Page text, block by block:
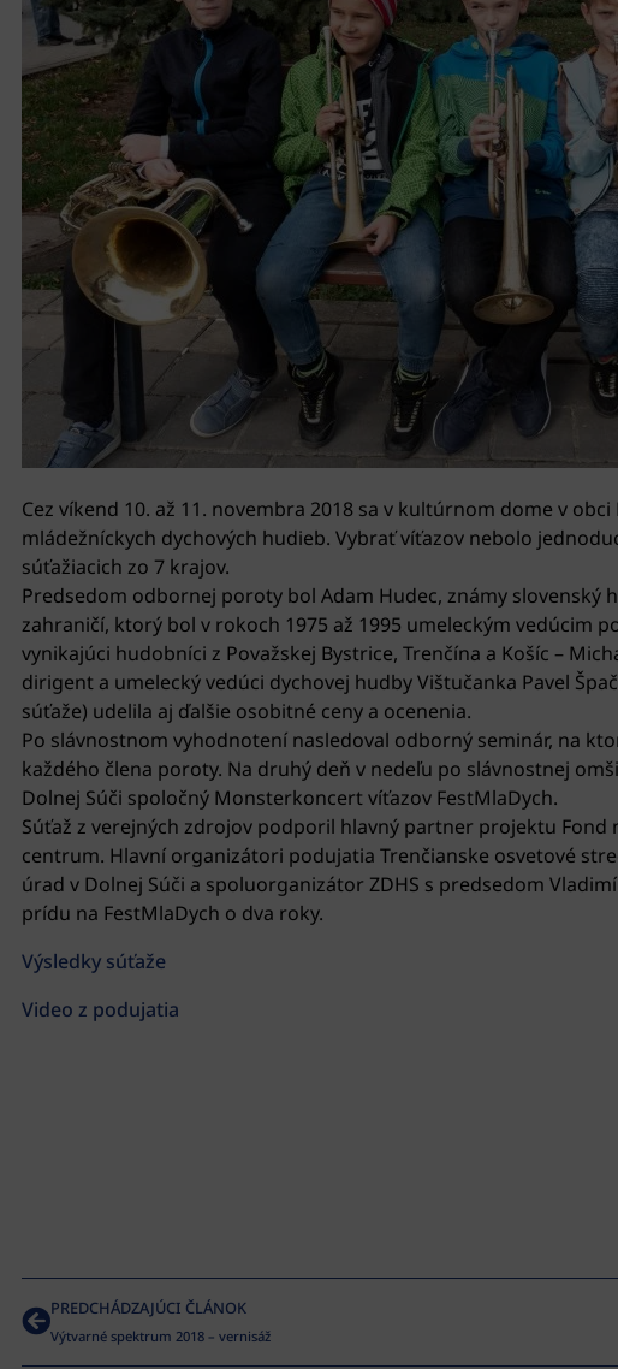
Cez víkend 10. až 11. novembra 2018 sa v kultúrnom dome v
mládežníckych dychových hudieb. Vybrať víťazov nebolo
súťažiacich zo 7 krajov.
Predsedom odbornej poroty bol Adam Hudec, známy
zahraničí, ktorý bol v rokoch 1975 až 1995 umeleckým vedúcim
vynikajúci hudobníci z Považskej Bystrice, Trenčína a Košíc –
dirigent a umelecký vedúci dychovej hudby Vištučanka Pavel
súťaže) udelila aj ďalšie osobitné ceny a ocenenia.
Po slávnostnom vyhodnotení nasledoval odborný seminár, na
každého člena poroty. Na druhý deň v nedeľu po slávnostnej
Dolnej Súči spoločný Monsterkoncert víťazov FestMlaDych.
Súťaž z verejných zdrojov podporil hlavný partner projektu
centrum. Hlavní organizátori podujatia Trenčianske osvetové
úrad v Dolnej Súči a spoluorganizátor ZDHS s predsedom
prídu na FestMlaDych o dva roky.
Výsledky súťaže
Video z podujatia
PREDCHÁDZAJÚCI ČLÁNOK
Výtvarné spektrum 2018 – vernisáž